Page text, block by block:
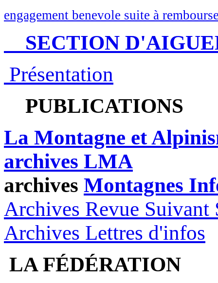
engagement benevole suite à
SECTION
Présentation
PUBLICATIONS
La Montagne et
archives LMA
archives Montagnes
Archives Revue Suivant
Archives Lettres d'infos
LA FÉDÉRATION